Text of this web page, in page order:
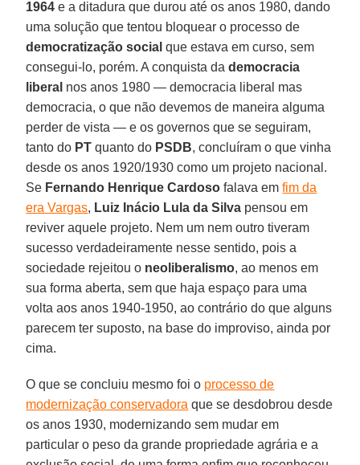
1964 e a ditadura que durou até os anos 1980, dando
uma solução que tentou bloquear o processo de
democratização social que estava em curso, sem
consegui-lo, porém. A conquista dademocracia
liberal nos anos 1980 — democracia liberal mas
democracia, o que não devemos de maneira alguma
perder de vista — e os governos que se seguiram,
tanto do PT quanto do PSDB, concluíram o que vinha
desde os anos 1920/1930 como um projeto nacional.
Se Fernando Henrique Cardoso falava emfim da
era Vargas, Luiz Inácio Lula da Silva pensou em
reviver aquele projeto. Nem um nem outro tiveram
sucesso verdadeiramente nesse sentido, pois a
sociedade rejeitou o neoliberalismo, ao menos em
sua forma aberta, sem que haja espaço para uma
volta aos anos 1940-1950, ao contrário do que alguns
parecem ter suposto, na base do improviso, ainda por
cima.
O que se concluiu mesmo foi o processo de
modernização conservadora que se desdobrou desde
os anos 1930, modernizando sem mudar em
particular o peso da grande propriedade agrária e a